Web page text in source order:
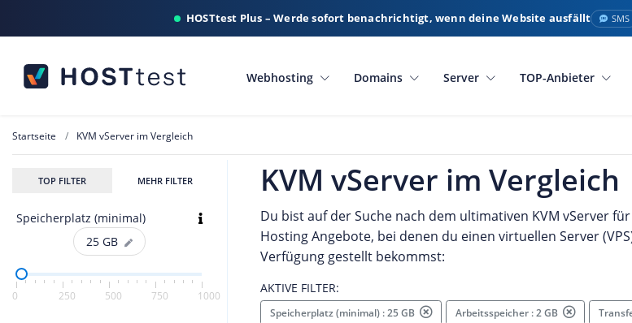
HOSTtest Plus – Werde sofort benachrichtigt, wenn deine Website ausfällt SMS
Webhosting Domains Server TOP-Anbieter
Startseite KVM vServer im Vergleich
TOP FILTER MEHR FILTER
Speicherplatz (minimal)
25 GB
0 250 500 750 1000
KVM vServer im Vergleich
Du bist auf der Suche nach dem ultimativen KVM vServer
Hosting Angebote, bei denen du einen virtuellen Server
Verfügung gestellt bekommst:
AKTIVE FILTER:
Speicherplatz (minimal) : 25 GB Arbeitsspeicher : 2 GB